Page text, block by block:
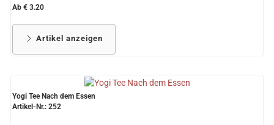
Ab € 3.20
Artikel anzeigen
Yogi Tee Nach dem Essen
Artikel-Nr.: 252